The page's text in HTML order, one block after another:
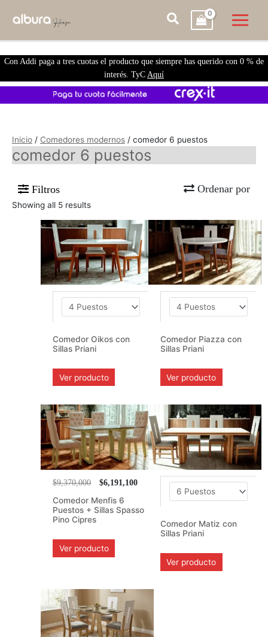
Con Addi paga a tres cuotas el producto que siempre has querido con 0 % de
interés. TyC Aquí
Inicio / Comedores modernos / comedor 6 puestos
comedor 6 puestos
Filtros Ordenar por
Showing all 5 results
Comedor Oikos con
Sillas Priani
Ver producto
Comedor Piazza con
Sillas Priani
Ver producto
$9,370,000 $6,191,100
Comedor Menfis 6
Puestos + Sillas Spasso
Pino Cipres
Ver producto
Comedor Matiz con
Sillas Priani
Ver producto